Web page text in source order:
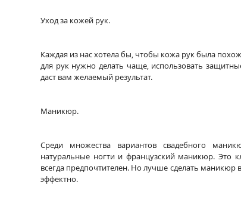
Уход за кожей рук.
Каждая из нас хотела бы, чтобы кожа рук была
для рук нужно делать чаще, использовать
даст вам желаемый результат.
Маникюр.
Среди множества вариантов свадебного
натуральные ногти и французский маникюр. Это
всегда предпочтителен. Но лучше сделать маникюр
эффектно.